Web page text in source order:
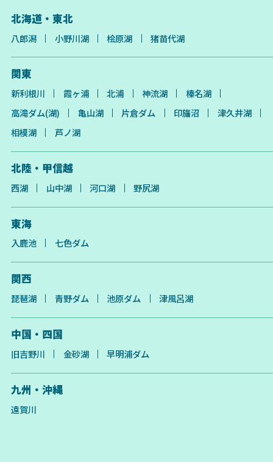
北海道・東北
八郎潟 小野川湖 桧原湖 猪苗代湖
関東
新利根川 霞ヶ浦 北浦 神流湖
榛名湖
高滝ダム(湖)
亀山湖 片倉ダム 印旛沼
津久井湖
相模湖
芦ノ湖
北陸・甲信越
西湖 山中湖 河口湖 野尻湖
東海
入鹿池 七色ダム
関西
琵琶湖 青野ダム 池原ダム 津風呂湖
中国・四国
旧吉野川 金砂湖 早明浦ダム
九州・沖縄
遠賀川